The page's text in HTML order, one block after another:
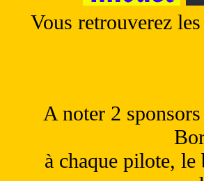
Vous retrouverez
A noter 2
à chaque pilote,